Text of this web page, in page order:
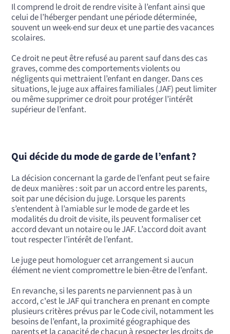
Il comprend le droit de rendre visite à l’enfant ainsi que
celui de l’héberger pendant une période déterminée,
souvent un week-end sur deux et une partie des vacances
scolaires.
Ce droit ne peut être refusé au parent sauf dans des cas
graves, comme des comportements violents ou
négligents qui mettraient l’enfant en danger. Dans ces
situations, le juge aux affaires familiales (JAF) peut limiter
ou même supprimer ce droit pour protéger l’intérêt
supérieur de l’enfant.
Qui décide du mode de garde de l’enfant ?
La décision concernant la garde de l’enfant peut se faire
de deux manières : soit par un accord entre les parents,
soit par une décision du juge. Lorsque les parents
s’entendent à l’amiable sur le mode de garde et les
modalités du droit de visite, ils peuvent formaliser cet
accord devant un notaire ou le JAF. L’accord doit avant
tout respecter l’intérêt de l’enfant.
Le juge peut homologuer cet arrangement si aucun
élément ne vient compromettre le bien-être de l’enfant.
En revanche, si les parents ne parviennent pas à un
accord, c'est le JAF qui tranchera en prenant en compte
plusieurs critères prévus par le Code civil, notamment les
besoins de l’enfant, la proximité géographique des